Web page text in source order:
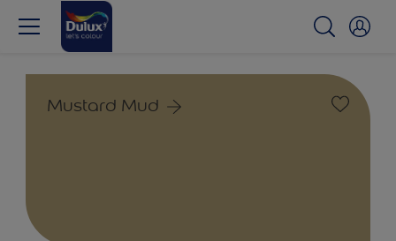
Mustard Mud